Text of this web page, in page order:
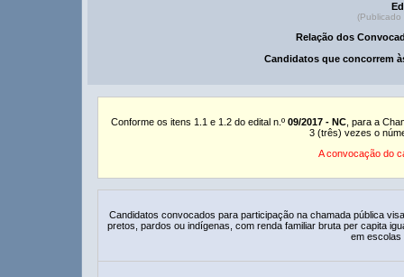
(Publicado
Relação dos
Candidatos que concorrem
Conforme os itens 1.1 e 1.2 do edital n.º 09/2017 - NC , para a
3 (três) vezes o
A convocação do
Candidatos convocados para participação na chamada pública
pretos, pardos ou indígenas, com renda familiar bruta per capita
em escolas